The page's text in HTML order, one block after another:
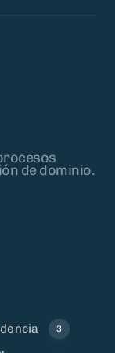
de dominio.
3